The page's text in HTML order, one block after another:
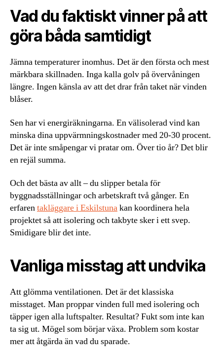
Vad du faktiskt vinner på att
göra båda samtidigt
Jämna temperaturer inomhus. Det är den första och mest
märkbara skillnaden. Inga kalla golv på övervåningen
längre. Ingen känsla av att det drar från taket när vinden
blåser.
Sen har vi energiräkningarna. En välisolerad vind kan
minska dina uppvärmningskostnader med 20-30 procent.
Det är inte småpengar vi pratar om. Över tio år? Det blir
en rejäl summa.
Och det bästa av allt – du slipper betala för
byggnadsställningar och arbetskraft två gånger. En
erfarentakläggare i Eskilstunakan koordinera hela
projektet så att isolering och takbyte sker i ett svep.
Smidigare blir det inte.
Vanliga misstag att undvika
Att glömma ventilationen. Det är det klassiska
misstaget. Man proppar vinden full med isolering och
täpper igen alla luftspalter. Resultat? Fukt som inte kan
ta sig ut. Mögel som börjar växa. Problem som kostar
mer att åtgärda än vad du sparade.